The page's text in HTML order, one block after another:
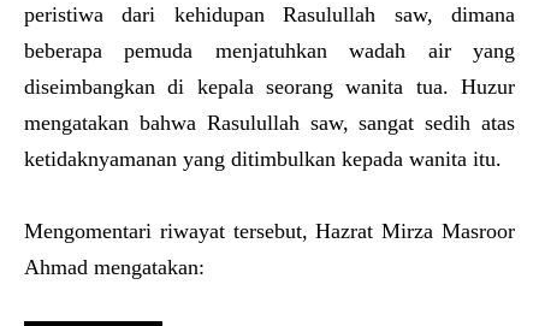
peristiwa dari kehidupan Rasulullah saw, dimana
beberapa pemuda menjatuhkan wadah air yang
diseimbangkan di kepala seorang wanita tua. Huzur
mengatakan bahwa Rasulullah saw, sangat sedih atas
ketidaknyamanan yang ditimbulkan kepada wanita itu.
Mengomentari riwayat tersebut, Hazrat Mirza Masroor
Ahmad mengatakan: